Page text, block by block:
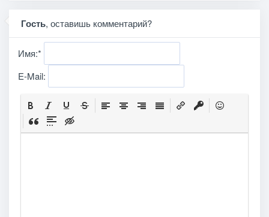
Гость, оставишь комментарий?
Имя:*
E-Mail: